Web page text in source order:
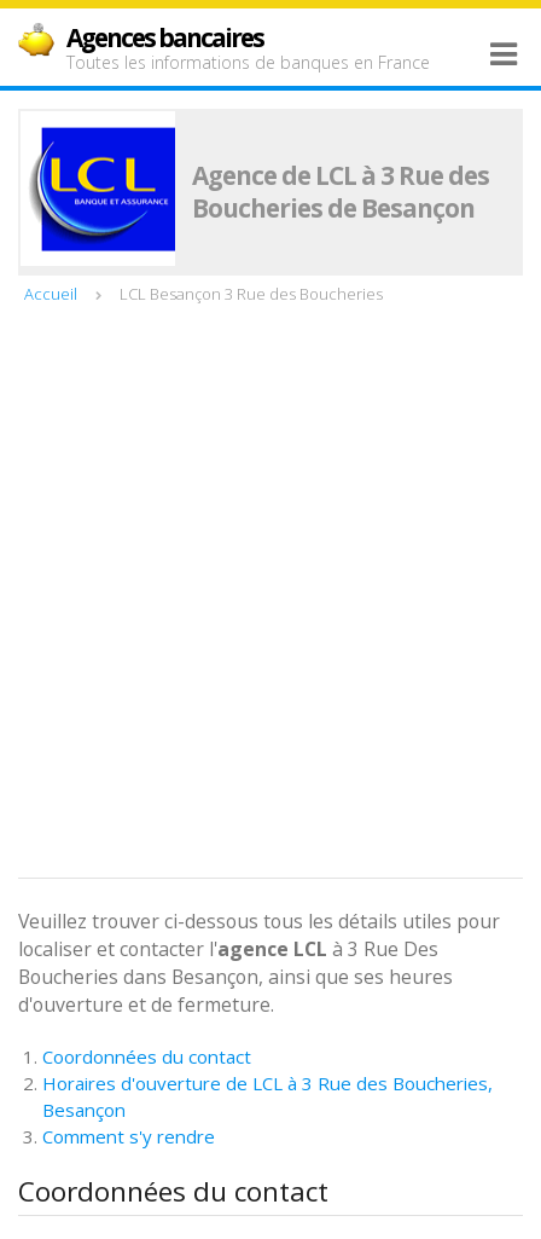
Agences bancaires
Toutes les informations de banques en France
Agence de LCL à 3 Rue des
Boucheries de Besançon
Accueil LCL Besançon 3 Rue des Boucheries
Veuillez trouver ci-dessous tous les détails utiles pour
localiser et contacter l'agence LCL à 3 Rue Des
Boucheries dans Besançon, ainsi que ses heures
d'ouverture et de fermeture.
Coordonnées du contact
Horaires d'ouverture de LCL à 3 Rue des Boucheries,
Besançon
Comment s'y rendre
Coordonnées du contact